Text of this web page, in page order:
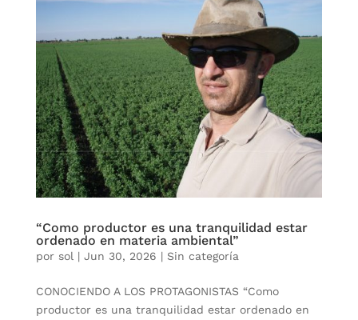
“Como productor es una tranquilidad estar
ordenado en materia ambiental”
por sol | Jun 30, 2026 | Sin categoría
CONOCIENDO A LOS PROTAGONISTAS “Como
productor es una tranquilidad estar ordenado en